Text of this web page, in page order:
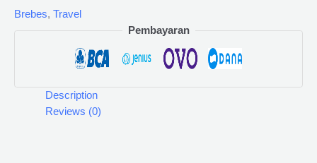
Brebes, Travel
Pembayaran
Description
Reviews (0)